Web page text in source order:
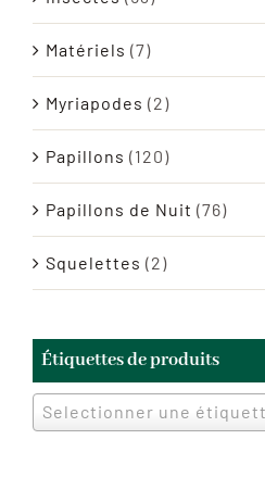
Matériels (7)
Myriapodes (2)
Papillons (120)
Papillons de Nuit (76)
Squelettes (2)
Étiquettes de produits
Selectionner une